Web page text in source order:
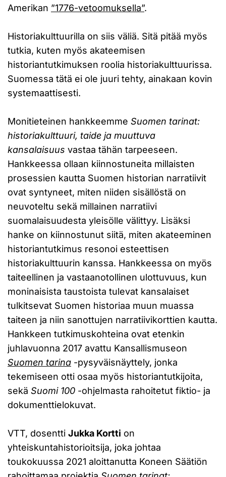
Amerikan ”1776-vetoomuksella”.
Historiakulttuurilla on siis väliä. Sitä pitää myös
tutkia, kuten myös akateemisen
historiantutkimuksen roolia historiakulttuurissa.
Suomessa tätä ei ole juuri tehty, ainakaan kovin
systemaattisesti.
Monitieteinen hankkeemme Suomen tarinat:
historiakulttuuri, taide ja muuttuva
kansalaisuus vastaa tähän tarpeeseen.
Hankkeessa ollaan kiinnostuneita millaisten
prosessien kautta Suomen historian narratiivit
ovat syntyneet, miten niiden sisällöstä on
neuvoteltu sekä millainen narratiivi
suomalaisuudesta yleisölle välittyy. Lisäksi
hanke on kiinnostunut siitä, miten akateeminen
historiantutkimus resonoi esteettisen
historiakulttuurin kanssa. Hankkeessa on myös
taiteellinen ja vastaanotollinen ulottuvuus, kun
moninaisista taustoista tulevat kansalaiset
tulkitsevat Suomen historiaa muun muassa
taiteen ja niin sanottujen narratiivikorttien kautta.
Hankkeen tutkimuskohteina ovat etenkin
juhlavuonna 2017 avattu Kansallismuseon
Suomen tarina -pysyväisnäyttely, jonka
tekemiseen otti osaa myös historiantutkijoita,
sekä Suomi 100 -ohjelmasta rahoitetut fiktio- ja
dokumenttielokuvat.
VTT, dosentti Jukka Kortti on
yhteiskuntahistorioitsija, joka johtaa
toukokuussa 2021 aloittanutta Koneen Säätiön